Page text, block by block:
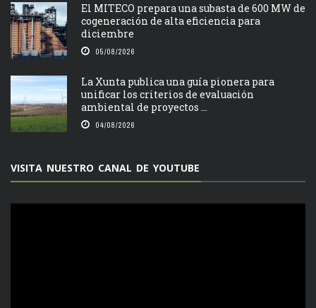
El MITECO prepara una subasta de 600 MW de
cogeneración de alta eficiencia para
diciembre
05/08/2026
La Xunta publica una guía pionera para
unificar los criterios de evaluación
ambiental de proyectos ...
04/08/2026
VISITA NUESTRO CANAL DE YOUTUBE